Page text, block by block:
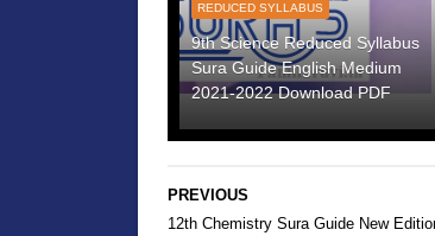
REDUCED SYLLABUS
9th Science Reduced Syllabus
Sura Guide English Medium
2021-2022 Download PDF
PREVIOUS
12th Chemistry Sura Guide New